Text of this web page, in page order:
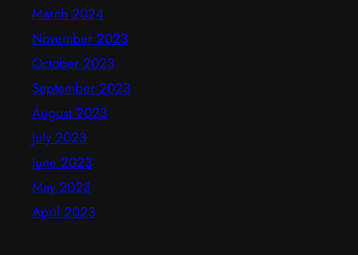
March 2024
November 2023
October 2023
September 2023
August 2023
July 2023
June 2023
May 2023
April 2023